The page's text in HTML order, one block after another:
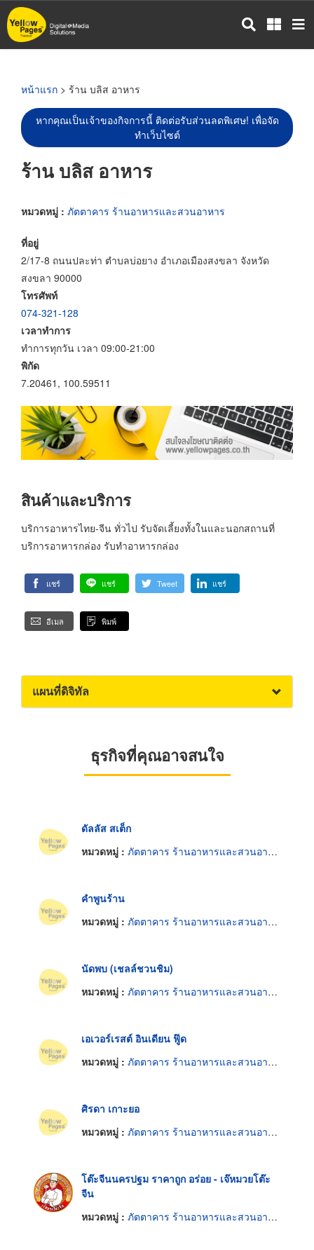
ข้าม
ไป
หน้าแรก > ร้าน บลิส อาหาร
หากคุณเป็นเจ้าของกิจการนี้ ติดต่อรับส่วนลดพิเศษ! เพื่อจัด
ทำเว็บไซต์
ร้าน บลิส อาหาร
หมวดหมู่ : ภัตตาคาร ร้านอาหารและสวนอาหาร
ที่อยู่
2/17-8 ถนนปละท่า ตำบลบ่อยาง อำเภอเมืองสงขลา จังหวัด
สงขลา 90000
โทรศัพท์
074-321-128
เวลาทำการ
ทำการทุกวัน เวลา 09:00-21:00
พิกัด
7.20461, 100.59511
สินค้าและบริการ
บริการอาหารไทย-จีน ทั่วไป รับจัดเลี้ยงทั้งในและนอกสถานที่
บริการอาหารกล่อง รับทำอาหารกล่อง
แชร์ แชร์ Tweet แชร์
อีเมล พิมพ์
แผนที่ดิจิทัล
ธุรกิจที่คุณอาจสนใจ
ดัลลัส สเต็ก
หมวดหมู่ : ภัตตาคาร ร้านอาหารและสวนอาหาร
คำพูนร้าน
หมวดหมู่ : ภัตตาคาร ร้านอาหารและสวนอาหาร
นัดพบ (เชลล์ชวนชิม)
หมวดหมู่ : ภัตตาคาร ร้านอาหารและสวนอาหาร
เอเวอร์เรสต์ อินเดียน ฟู๊ด
หมวดหมู่ : ภัตตาคาร ร้านอาหารและสวนอาหาร
ศิรดา เกาะยอ
หมวดหมู่ : ภัตตาคาร ร้านอาหารและสวนอาหาร
โต๊ะจีนนครปฐม ราคาถูก อร่อย - เจ๊หมวยโต๊ะ
จีน
หมวดหมู่ : ภัตตาคาร ร้านอาหารและสวนอาหาร